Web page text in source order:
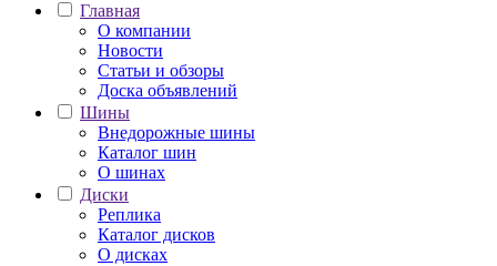
Главная
О компании
Новости
Статьи и обзоры
Доска объявлений
Шины
Внедорожные шины
Каталог шин
О шинах
Диски
Реплика
Каталог дисков
О дисках